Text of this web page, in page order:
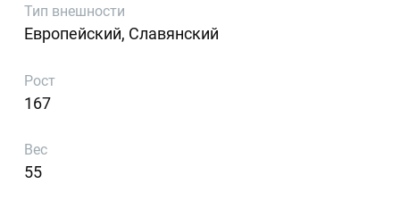
Тип внешности
Европейский, Славянский
Рост
167
Вес
55